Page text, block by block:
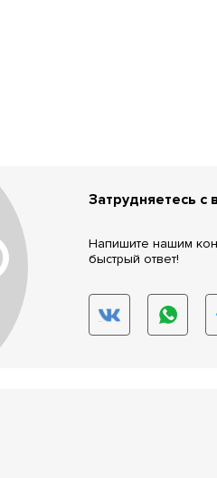
Затрудняетесь с
Напишите нашим
быстрый ответ!